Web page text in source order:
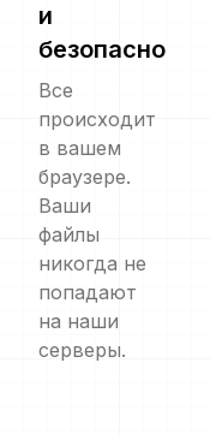
и
безопасно
Все
происходит
в вашем
браузере.
Ваши
файлы
никогда не
попадают
на наши
серверы.